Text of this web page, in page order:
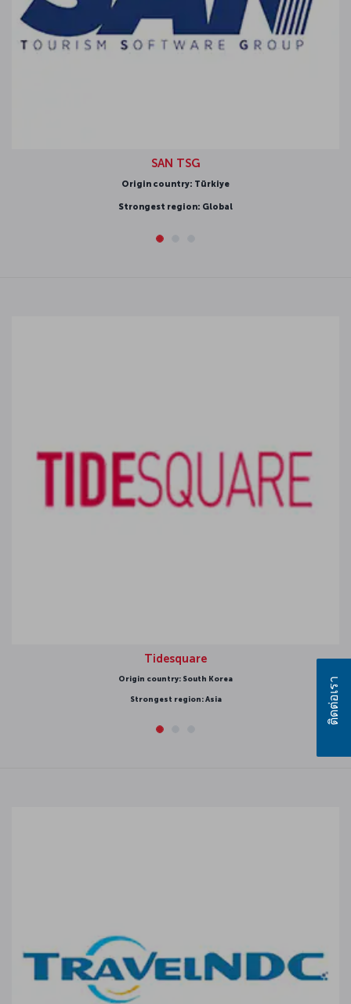
SAN TSG
Origin country: Türkiye
Strongest region: Global
Tidesquare
Origin country: South Korea
Strongest region: Asia ติดต่อเรา